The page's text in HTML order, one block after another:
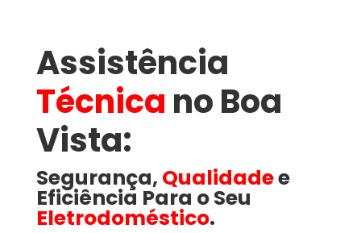
Assistência
Técnica no Boa
Vista​:
Segurança, Qualidadee
Eficiência Para o Seu
Eletrodoméstico.